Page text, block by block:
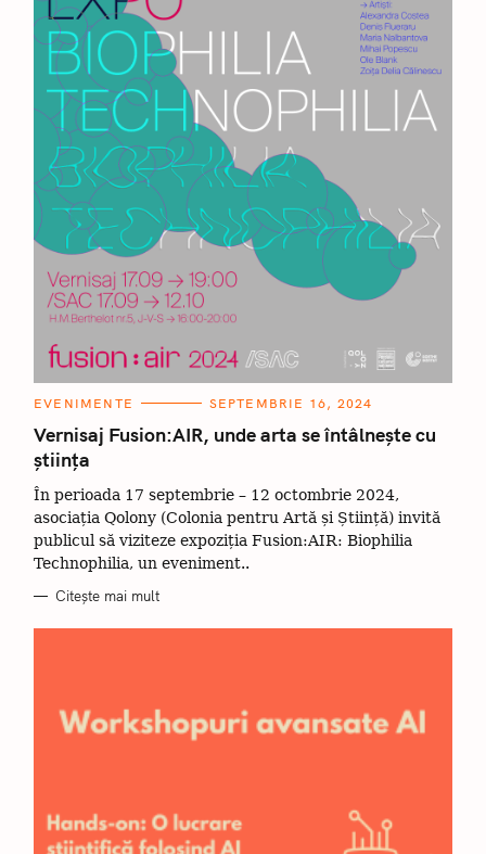
C
T
E
G
O
R
I
I
EVENIMENTE SEPTEMBRIE 16, 2024
Vernisaj Fusion:AIR, unde arta se întâlnește cu
știința
În perioada 17 septembrie – 12 octombrie 2024,
asociația Qolony (Colonia pentru Artă și Știință) invită
publicul să viziteze expoziția Fusion:AIR: Biophilia
Technophilia, un eveniment..
Citește mai mult